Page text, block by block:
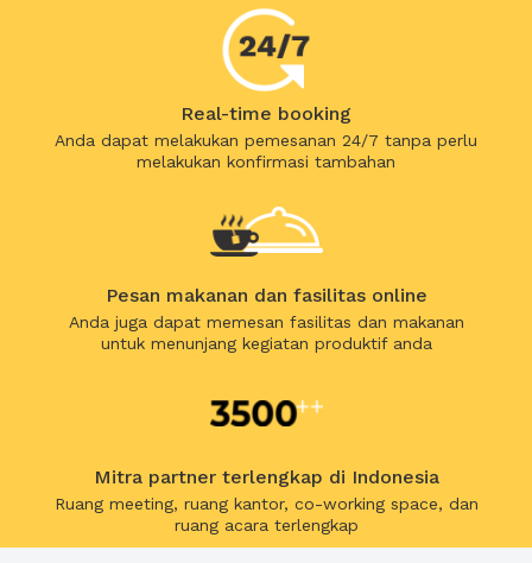
Real-time booking
Anda dapat melakukan pemesanan 24/7 tanpa perlu
melakukan konfirmasi tambahan
Pesan makanan dan fasilitas online
Anda juga dapat memesan fasilitas dan makanan
untuk menunjang kegiatan produktif anda
Mitra partner terlengkap di Indonesia
Ruang meeting, ruang kantor, co-working space, dan
ruang acara terlengkap